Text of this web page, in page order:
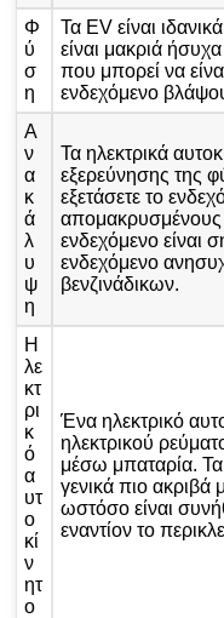
Φ
ύ
σ
η
Τα EV είναι
είναι μακριά
που μπορεί να
ενδεχόμενο
Α
ν
α
κ
ά
λ
υ
ψ
η
Τα ηλεκτρικά
εξερεύνησης της
εξετάσετε το
απομακρυσμένους
ενδεχόμενο είναι
ενδεχόμενο
βενζινάδικων.
Η
λε
κτ
ρι
κ
ό
α
υτ
ο
κί
ν
ητ
ο
Ένα ηλεκτρικό
ηλεκτρικού
μέσω μπαταρία. Τα
γενικά πιο ακριβά
ωστόσο είναι
εναντίον το